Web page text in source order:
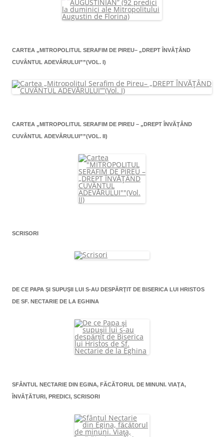
CARTEA „MITROPOLITUL SERAFIM DE PIREU– „DREPT ÎNVĂŢÂND
CUVÂNTUL ADEVĂRULUI””(VOL. I)
CARTEA „MITROPOLITUL SERAFIM DE PIREU – „DREPT ÎNVĂŢÂND
CUVÂNTUL ADEVĂRULUI””(VOL. II)
SCRISORI
DE CE PAPA ŞI SUPUŞII LUI S-AU DESPĂRŢIT DE BISERICA LUI HRISTOS
DE SF. NECTARIE DE LA EGHINA
SFÂNTUL NECTARIE DIN EGINA, FĂCĂTORUL DE MINUNI. VIAŢA,
ÎNVĂŢĂTURI, PREDICI, SCRISORI